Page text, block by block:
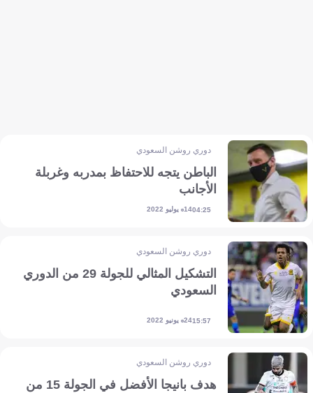
دوري روشن السعودي
الباطن يتجه للاحتفاظ بمدربه وغربلة
الأجانب
04:2514 يوليو 2022
دوري روشن السعودي
التشكيل المثالي للجولة 29 من الدوري
السعودي
15:5724 يونيو 2022
دوري روشن السعودي
هدف بانيجا الأفضل في الجولة 15 من